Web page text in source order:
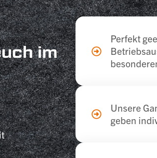
im
Perfekt
Unsere
geben